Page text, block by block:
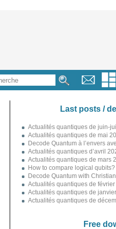
Last posts /
Actualités quantiques de juin-
Actualités quantiques de mai
Decode Quantum à l’envers
Actualités quantiques d’avril
Actualités quantiques de mars
How to compare logical qubits?
Decode Quantum with
Actualités quantiques de février
Actualités quantiques de
Actualités quantiques de
Free